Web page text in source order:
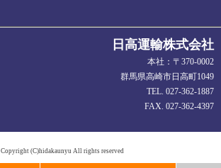
日高運輸株式会社
本社：〒370-0002
群馬県高崎市日高町1049
TEL. 027-362-1887
FAX. 027-362-4397
Copyright (C)hidakaunyu All rights reserved